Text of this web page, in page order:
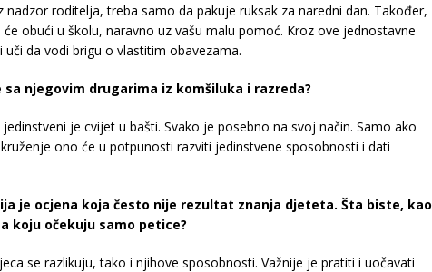
nadzor roditelja, treba samo da pakuje ruksak za naredni dan. Također,
obući u školu, naravno uz vašu malu pomoć. Kroz ove jednostavne
da vodi brigu o vlastitim obavezama.
njegovim drugarima iz komšiluka i razreda?
je cvijet u bašti. Svako je posebno na svoj način. Samo ako
ono će u potpunosti razviti jedinstvene sposobnosti i dati
je ocjena koja često nije rezultat znanja djeteta. Šta biste, kao
koju očekuju samo petice?
se razlikuju, tako i njihove sposobnosti. Važnije je pratiti i uočavati